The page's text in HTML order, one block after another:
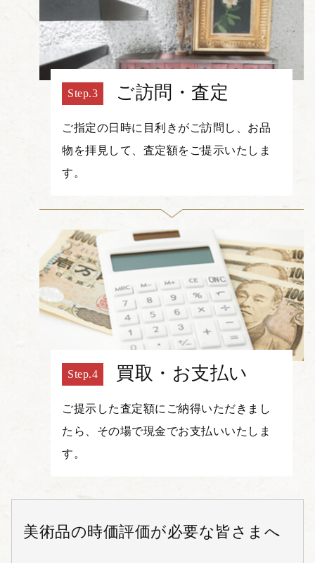
ご訪問・査定
ご指定の日時に目利きがご訪問し、お品
物を拝見して、査定額をご提示いたしま
す。
買取・お支払い
ご提示した査定額にご納得いただきまし
たら、その場で現金でお支払いいたしま
す。
美術品の時価評価が必要な皆さまへ